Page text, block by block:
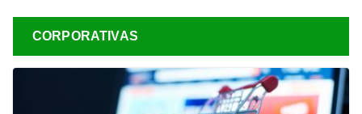
CORPORATIVAS